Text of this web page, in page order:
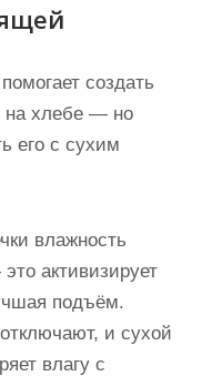
создать
на хлебе — но
его с сухим
влажность
активизирует
подъём.
и сухой
влагу с